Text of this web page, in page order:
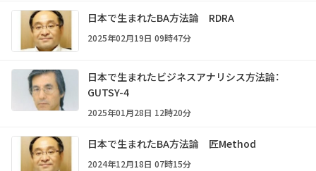
日本で生まれたBA方法論 RDRA
2025年02月19日 09時47分
日本で生まれたビジネスアナリシス方法論：
GUTSY-4
2025年01月28日 12時20分
日本で生まれたBA方法論 匠Method
2024年12月18日 07時15分